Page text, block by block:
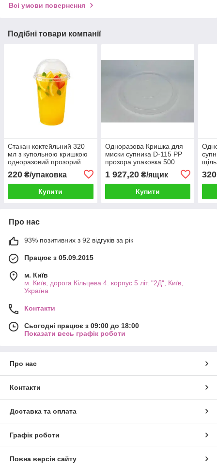
Всі умови повернення
Подібні товари компанії
Стакан коктейльний 320
мл з купольною кришкою
одноразовий прозорий
220 ₴/упаковка
Купити
Одноразова Кришка для
миски супника D-115 PP
прозора упаковка 500
1 927,20₴/ящик
Купити
320
Про нас
93% позитивних з 92 відгуків за рік
Працює з 05.09.2015
м. Київ
м. Київ, дорога Кільцева 4. корпус 5 літ. "2Д", Київ,
Україна
Контакти
Сьогодні працює з 09:00 до 18:00
Показати весь графік роботи
Про нас
Контакти
Доставка та оплата
Графік роботи
Повна версія сайту